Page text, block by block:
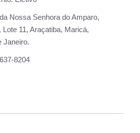
Nossa Senhora do Amparo,
Lote 11, Araçatiba, Maricá,
Janeiro.
8204